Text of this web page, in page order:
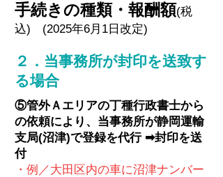
手続きの種類・報酬額(税
込)
(2025年6月1日改定)
２．当事務所が封印を送致す
る場合
⑤管外Ａエリアの丁種行政書士から
の依頼により、当事務所が静岡運輸
支局(沼津)で登録を代行 ➡封印を送
付
・例／大田区内の車に沼津ナンバー